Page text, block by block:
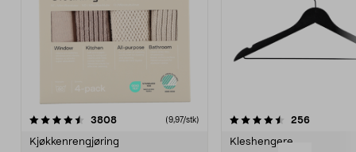
3808anmeldelser(9,97/stk)
Kjøkkenrengjøring
4.5av 5 stjerner 256
Kleshengere
4.5av 5 stjerner